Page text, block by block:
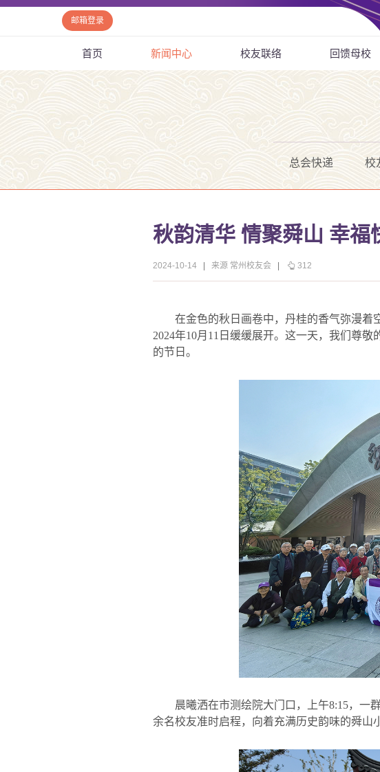
邮箱登录
首页 新闻中心 校友联络 回馈母校
总会快递 校
秋韵清华 情聚舜山 幸
2024-10-14 来源 常州校友会 312
在金色的秋日画卷中，丹桂的香气弥漫着
2024年10月 11 日缓缓展开。这一天，我们尊
的节日。
晨曦洒在市测绘院大门口，上午8:15，一
余名校友准时启程，向着充满历史韵味的舜山